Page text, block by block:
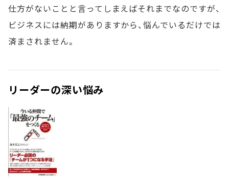
仕方がないことと言ってしまえばそれまでなのですが、
ビジネスには納期がありますから、悩んでいるだけでは
済まされません。
リーダーの深い悩み